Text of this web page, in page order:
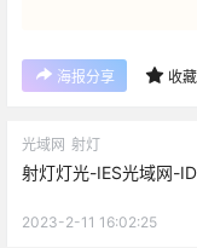
海报分享 收藏
光域网 射灯
射灯灯光-IES光域网-
2023-2-11 16:02:25